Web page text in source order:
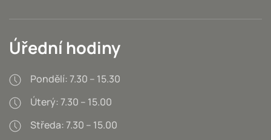
Úřední hodiny
Pondělí: 7.30 – 15.30
Úterý: 7.30 – 15.00
Středa: 7.30 – 15.00